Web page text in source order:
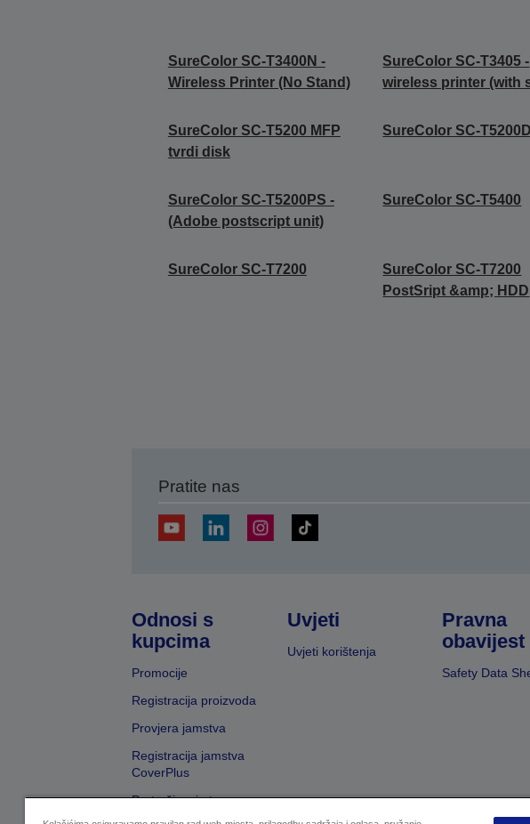
SureColor SC-T3400N -
Wireless Printer (No Stand)
SureColor SC-T3405 -
wireless printer (with
SureColor SC-T5200 MFP
tvrdi disk
SureColor SC-T5200D
SureColor SC-T5200PS -
(Adobe postscript unit)
SureColor SC-T5400
SureColor SC-T7200
SureColor SC-T7200
PostSript &amp; HDD
Pratite nas
Odnosi s
kupcima
Promocije
Registracija proizvoda
Provjera jamstva
Registracija jamstva
CoverPlus
Pretraživanje trgovaca
Uvjeti
Uvjeti korištenja
Pravna
obavijest
Safety Data